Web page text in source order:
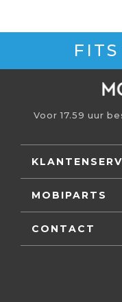
Voor 17.59 uur
MOBIPARTS
CONTACT